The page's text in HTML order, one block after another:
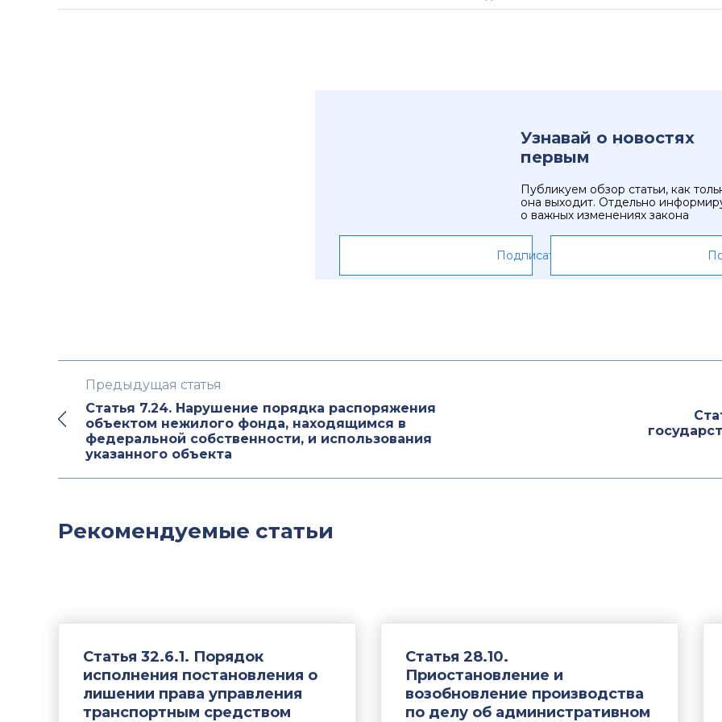
Узнавай о новостях
первым
Публикуем обзор статьи, как
она выходит. Отдельно
о важных изменениях закона
Подписаться
Предыдущая статья
Статья 7.24. Нарушение порядка распоряжения
объектом нежилого фонда, находящимся в
федеральной собственности, и использования
указанного объекта
Рекомендуемые статьи
Статья 32.6.1. Порядок
исполнения постановления о
лишении права управления
транспортным средством
Статья 28.10.
Приостановление и
возобновление производства
по делу об административном